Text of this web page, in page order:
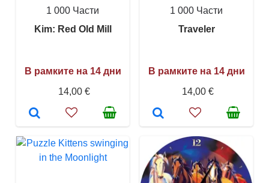
1 000 Части
Kim: Red Old Mill
В рамките на 14 дни
14,00 €
1 000 Части
Traveler
В рамките на 14 дни
14,00 €